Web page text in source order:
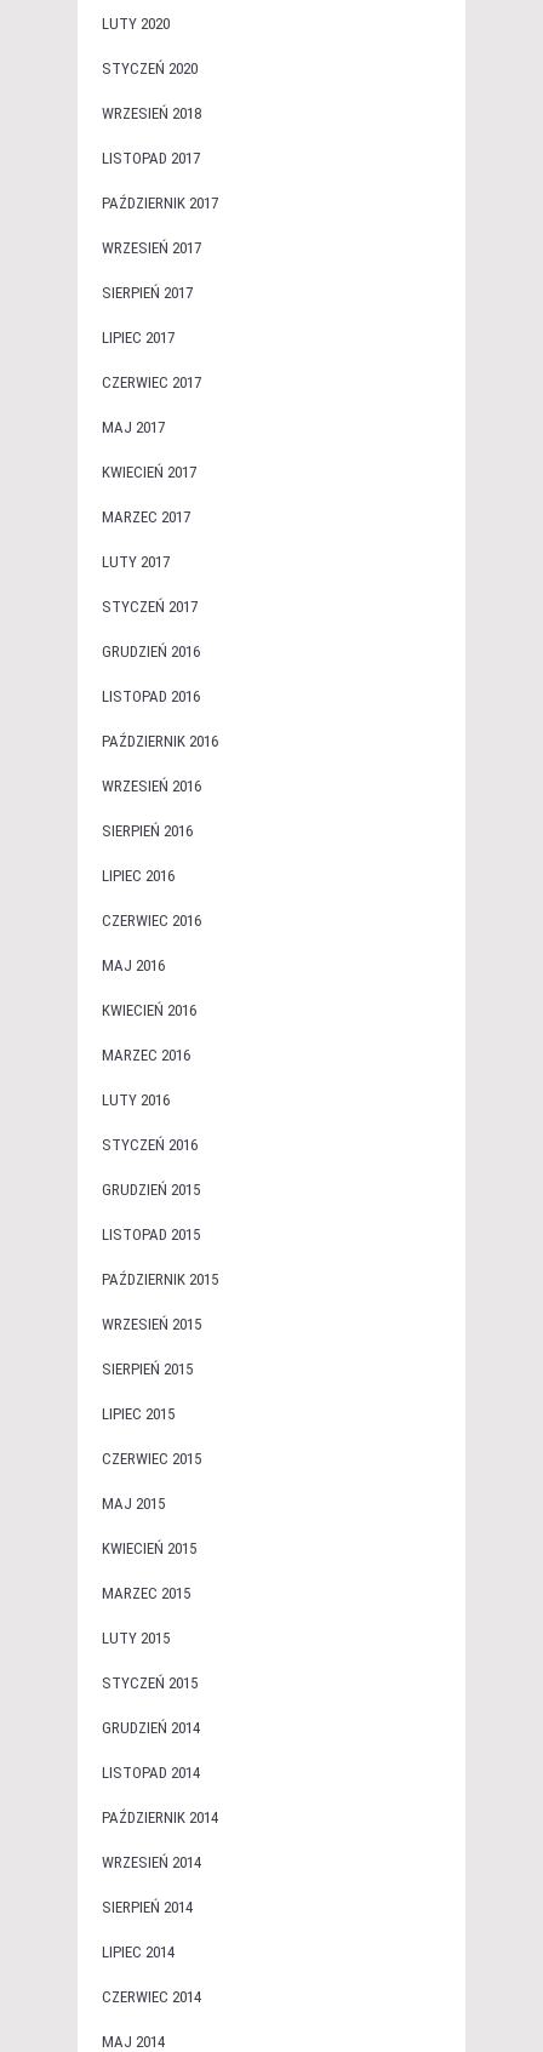
LUTY 2020
STYCZEŃ 2020
WRZESIEŃ 2018
LISTOPAD 2017
PAŹDZIERNIK 2017
WRZESIEŃ 2017
SIERPIEŃ 2017
LIPIEC 2017
CZERWIEC 2017
MAJ 2017
KWIECIEŃ 2017
MARZEC 2017
LUTY 2017
STYCZEŃ 2017
GRUDZIEŃ 2016
LISTOPAD 2016
PAŹDZIERNIK 2016
WRZESIEŃ 2016
SIERPIEŃ 2016
LIPIEC 2016
CZERWIEC 2016
MAJ 2016
KWIECIEŃ 2016
MARZEC 2016
LUTY 2016
STYCZEŃ 2016
GRUDZIEŃ 2015
LISTOPAD 2015
PAŹDZIERNIK 2015
WRZESIEŃ 2015
SIERPIEŃ 2015
LIPIEC 2015
CZERWIEC 2015
MAJ 2015
KWIECIEŃ 2015
MARZEC 2015
LUTY 2015
STYCZEŃ 2015
GRUDZIEŃ 2014
LISTOPAD 2014
PAŹDZIERNIK 2014
WRZESIEŃ 2014
SIERPIEŃ 2014
LIPIEC 2014
CZERWIEC 2014
MAJ 2014